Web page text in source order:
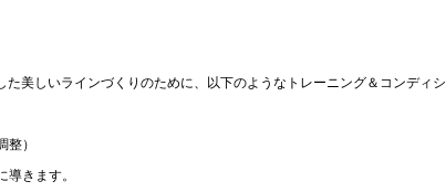
た美しいラインづくりのために、以下のようなトレーニング＆コンディ
）
きます。